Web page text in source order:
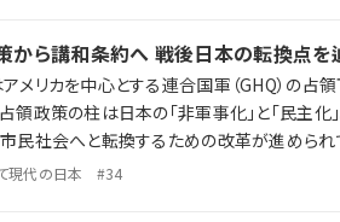
長の終焉と新たな時代の入り口へ。歴史年
い戦後日本がたどった激動の数十年を、ラジ
。
から講和条約へ 戦後日本の転換点を
メリカを中心とする連合国軍（GHQ）の占
領政策の柱は日本の「非軍事化」と「民主化」
民社会へと転換するための改革が進められ
現代の日本 #34